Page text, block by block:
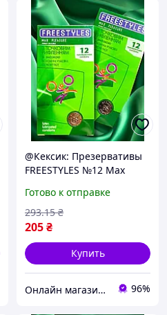
@Кексик: Презервативы
FREESTYLES №12 Max
Анонимная доставка
Готово к отправке
205₴
293.15 ₴
Купить
Онлайн магазин - Кексик🧁 96%